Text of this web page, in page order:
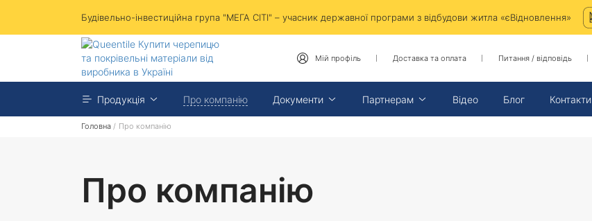
Будівельно-інвестиційна група "МЕГА СІТІ" – учасник державної програми з відбудови житла «єВідновлення»
Мій профіль Доставка та оплата Питання / відповідь
Продукція Про компанію Документи Партнерам Відео Блог Контакти
Головна / Про компанію
Про компанію